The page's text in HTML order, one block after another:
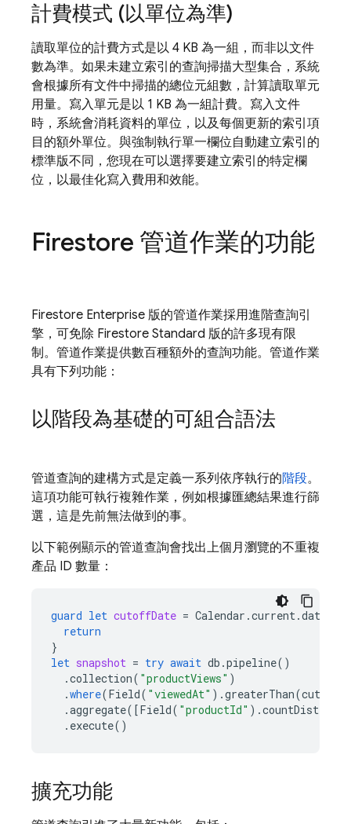
計費模式 (以單位為準)
讀取單位的計費方式是以 4 KB 為一組，而非以文件
數為準。如果未建立索引的查詢掃描大型集合，系統
會根據所有文件中掃描的總位元組數，計算讀取單元
用量。寫入單元是以 1 KB 為一組計費。寫入文件
時，系統會消耗資料的單位，以及每個更新的索引項
目的額外單位。與強制執行單一欄位自動建立索引的
標準版不同，您現在可以選擇要建立索引的特定欄
位，以最佳化寫入費用和效能。
Firestore 管道作業的功能
Firestore Enterprise 版的管道作業採用進階查詢引
擎，可免除 Firestore Standard 版的許多現有限
制。管道作業提供數百種額外的查詢功能。管道作業
具有下列功能：
以階段為基礎的可組合語法
管道查詢的建構方式是定義一系列依序執行的階段。
這項功能可執行複雜作業，例如根據匯總結果進行篩
選，這是先前無法做到的事。
以下範例顯示的管道查詢會找出上個月瀏覽的不重複
產品 ID 數量：
guard let cutoffDate = Calendar .current.date
return
}
let snapshot = try await db .pipeline()
.collection( "productViews" )
.where(Field( "viewedAt" ).greaterThan(
.aggregate([Field( "productId" ).countDistinct
. execute()
擴充功能